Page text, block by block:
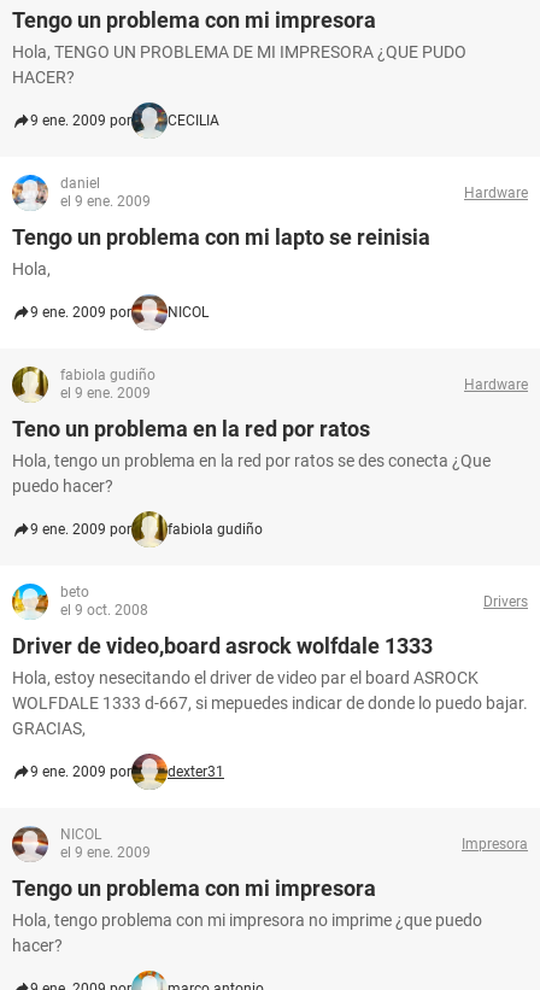
Tengo un problema con mi impresora
Hola, TENGO UN PROBLEMA DE MI IMPRESORA ¿QUE PUDO
HACER?
9 ene. 2009 por CECILIA
daniel
el 9 ene. 2009
Hardware
Tengo un problema con mi lapto se reinisia
Hola,
9 ene. 2009 por NICOL
fabiola gudiño
el 9 ene. 2009
Hardware
Teno un problema en la red por ratos
Hola, tengo un problema en la red por ratos se des conecta ¿Que
puedo hacer?
9 ene. 2009 por fabiola gudiño
beto
el 9 oct. 2008
Drivers
Driver de video,board asrock wolfdale 1333
Hola, estoy nesecitando el driver de video par el board ASROCK
WOLFDALE 1333 d-667, si mepuedes indicar de donde lo puedo bajar.
GRACIAS,
9 ene. 2009 por dexter31
NICOL
el 9 ene. 2009
Impresora
Tengo un problema con mi impresora
Hola, tengo problema con mi impresora no imprime ¿que puedo
hacer?